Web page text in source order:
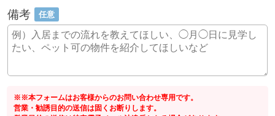
備考 任意
※※本フォームはお客様からのお問い合わせ専用です。
営業・勧誘目的の送信は固くお断りします。